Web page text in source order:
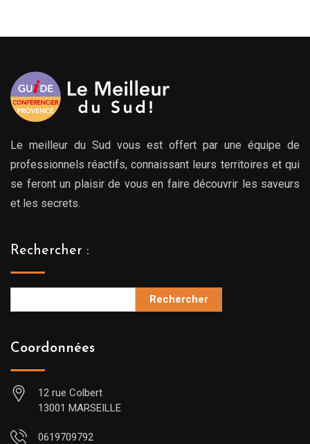
Le meilleur du Sud vous est offert par une équipe de
professionnels réactifs, connaissant leurs territoires et qui
se feront un plaisir de vous en faire découvrir les saveurs
et les secrets.
Rechercher :
Rechercher
Coordonnées
12 rue Colbert
13001 MARSEILLE
0619709792